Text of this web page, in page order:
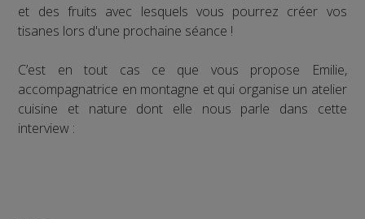
et des fruits avec lesquels vous pourrez créer vos
tisanes lors d'une prochaine séance !
C’est en tout cas ce que vous propose Emilie,
accompagnatrice en montagne et qui organise un atelier
cuisine et nature dont elle nous parle dans cette
interview :